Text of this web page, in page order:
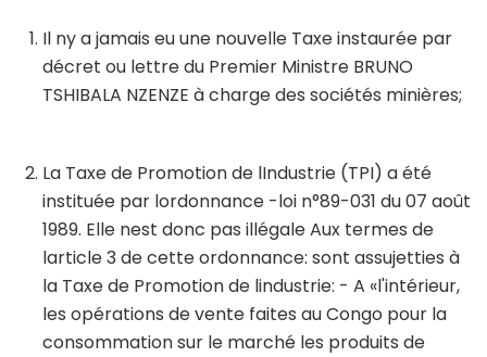
Il ny a jamais eu une nouvelle Taxe instaurée par
décret ou lettre du Premier Ministre BRUNO
TSHIBALA NZENZE à charge des sociétés minières;
La Taxe de Promotion de lIndustrie (TPI) a été
instituée par lordonnance -loi n°89-031 du 07 août
1989. Elle nest donc pas illégale Aux termes de
larticle 3 de cette ordonnance: sont assujetties à
la Taxe de Promotion de lindustrie: - A «l'intérieur,
les opérations de vente faites au Congo pour la
consommation sur le marché les produits de